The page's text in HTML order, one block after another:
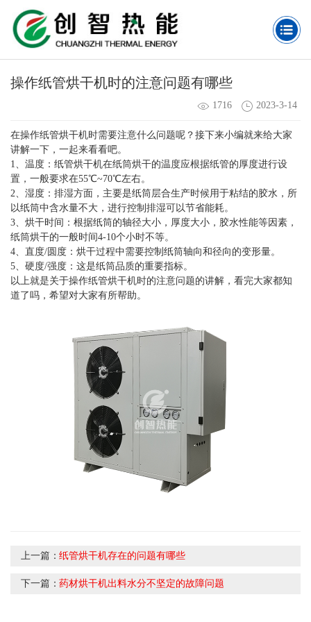
操作纸管烘干机时的注意问题有哪些
1716 2023-3-14
在操作纸管烘干机时需要注意什么问题呢？接下来小编就来给大家
讲解一下，一起来看看吧。
​1、温度：纸管烘干机在纸筒烘干的温度应根据纸管的厚度进行设
置，一般要求在55℃~70℃左右。
​​2、湿度：排湿方面，主要是纸筒层合生产时候用于粘结的胶水，所
以纸筒中含水量不大，进行控制排湿可以节省能耗。
​​3、烘干时间：根据纸筒的轴径大小，厚度大小，胶水性能等因素，
纸筒烘干的一般时间4-10个小时不等。
​​4、直度/圆度：烘干过程中需要控制纸筒轴向和径向的变形量。
​​5、硬度/强度：这是纸筒品质的重要指标。
以上就是关于操作纸管烘干机时的注意问题的讲解，看完大家都知
道了吗，希望对大家有所帮助。
上一篇：纸管烘干机存在的问题有哪些
下一篇：药材烘干机出料水分不坚定的故障问题